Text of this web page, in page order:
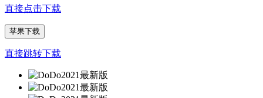
直接点击下载
苹果下载
直接跳转下载